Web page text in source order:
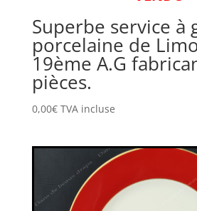
Superbe service à
porcelaine de
19ème A.G
pièces.
0,00€ TVA incluse